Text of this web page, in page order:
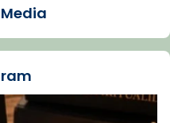
Fa gairebé
Companys, la
Vatican